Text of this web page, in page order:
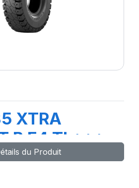
XTRA
B E4 TL***
du Produit